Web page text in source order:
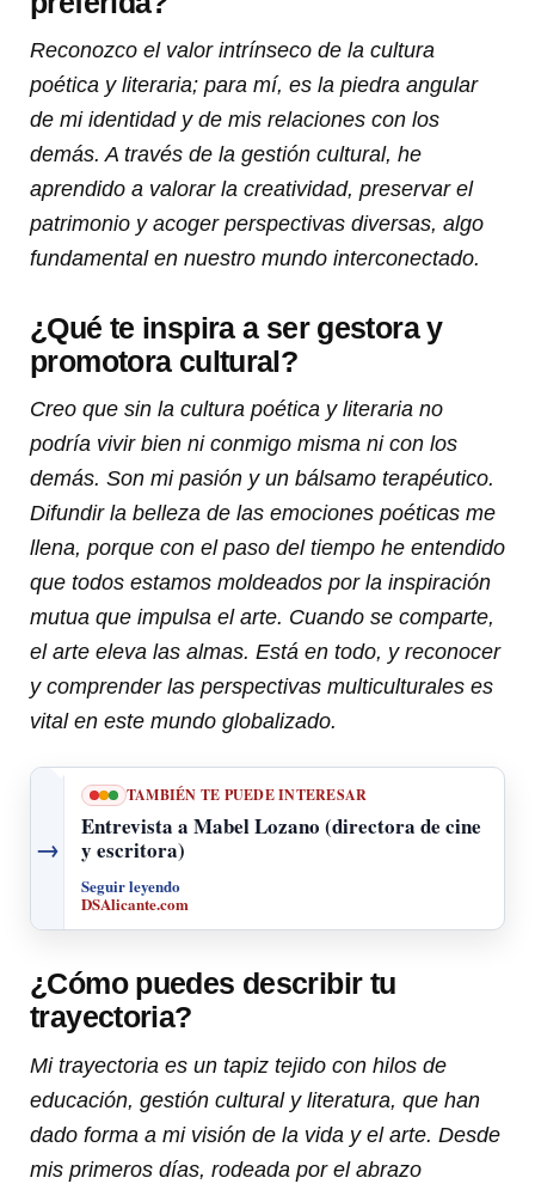
Reconozco el valor intrínseco de la cultura
poética y literaria; para mí, es la piedra angular
de mi identidad y de mis relaciones con los
demás. A través de la gestión cultural, he
aprendido a valorar la creatividad, preservar el
patrimonio y acoger perspectivas diversas, algo
fundamental en nuestro mundo interconectado.
¿Qué te inspira a ser gestora y
promotora cultural?
Creo que sin la cultura poética y literaria no
podría vivir bien ni conmigo misma ni con los
demás. Son mi pasión y un bálsamo terapéutico.
Difundir la belleza de las emociones poéticas me
llena, porque con el paso del tiempo he entendido
que todos estamos moldeados por la inspiración
mutua que impulsa el arte. Cuando se comparte,
el arte eleva las almas. Está en todo, y reconocer
y comprender las perspectivas multiculturales es
vital en este mundo globalizado.
→
TAMBIÉN TE PUEDE INTERESAR
Entrevista a Mabel Lozano (directora de cine
y escritora)
Seguir leyendo
DSAlicante.com
¿Cómo puedes describir tu
trayectoria?
Mi trayectoria es un tapiz tejido con hilos de
educación, gestión cultural y literatura, que han
dado forma a mi visión de la vida y el arte. Desde
mis primeros días, rodeada por el abrazo